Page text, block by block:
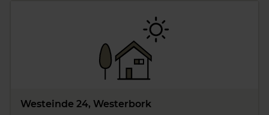
Westeinde 24, Westerbork